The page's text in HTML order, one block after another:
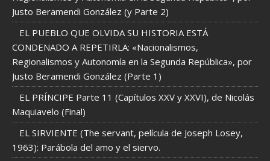
Justo Beramendi González (y Parte 2)
EL PUEBLO QUE OLVIDA SU HISTORIA ESTÁ
CONDENADO A REPETIRLA: «Nacionalismos,
Regionalismos y Autonomía en la Segunda República», por
Justo Beramendi González (Parte 1)
EL PRÍNCIPE Parte 11 (Capítulos XXV y XXVI), de Nicolás
Maquiavelo (Final)
EL SIRVIENTE (The servant, película de Joseph Losey,
1963): Parábola del amo y el siervo.